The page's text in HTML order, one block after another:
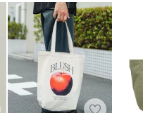
FREE
KV7644_RTC23152
RTC23152-BK-F KV7644 )